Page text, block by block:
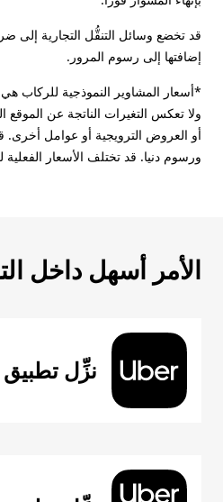
قد تخضع وسائل التنقُّل التجارية إلى
إضافتها إلى رسوم المرور.
ولا تعكس التغيرات الناتجة عن الموقع
أو العروض الترويجية أو عوامل أخرى.
ورسوم دنيا. قد تختلف الأسعار الفعلية
الأمر أسهل داخل
نزِّل تطبيق